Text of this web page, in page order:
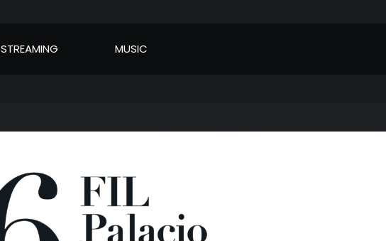
STREAMING MUSIC